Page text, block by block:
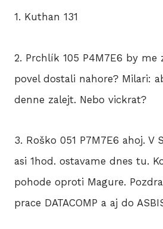
1. Kuthan 131
2. Prchlík 105 P4M7E6 by me
povel dostali nahore? Milari:
denne zalejt. Nebo vickrat?
3. Roško 051 P7M7E6 ahoj. V
asi 1hod. ostavame dnes tu.
pohode oproti Magure.
prace DATACOMP a aj do